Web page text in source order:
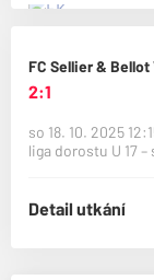
FC Sellier & Bellot
2:1
so 18. 10. 2025
liga dorostu U 17 –
Detail utkání